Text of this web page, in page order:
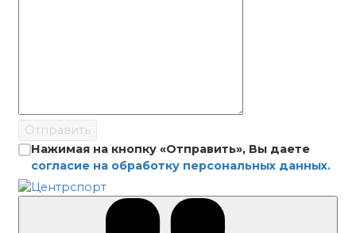
Отправить
Нажимая на кнопку «Отправить», Вы даете
согласие на обработку персональных данных.